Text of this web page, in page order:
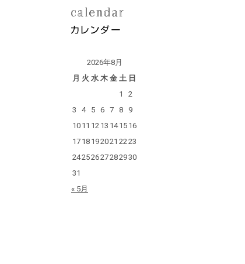
2026年8月
月 火 水 木 金 土 日
1
2
3
4 5 6 7 8
9
10 11 12 13 14 15 16
17 18 192021 22 23
24252627282930
31
« 5月